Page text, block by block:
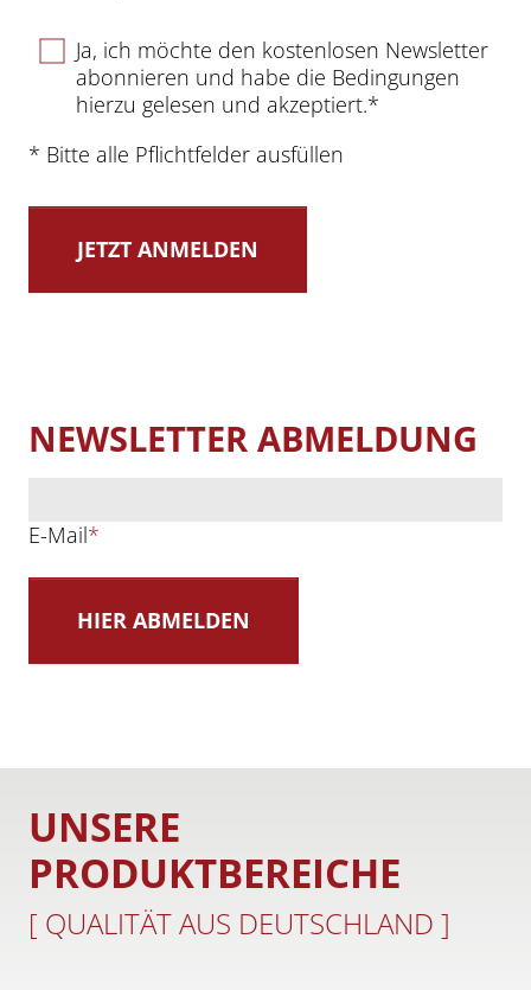
Ja, ich möchte den kostenlosen Newsletter
abonnieren und habe die Bedingungen
hierzu gelesen und akzeptiert.*
* Bitte alle Pflichtfelder ausfüllen
NEWSLETTER ABMELDUNG
E-Mail*
UNSERE
PRODUKTBEREICHE
[ QUALITÄT AUS DEUTSCHLAND ]